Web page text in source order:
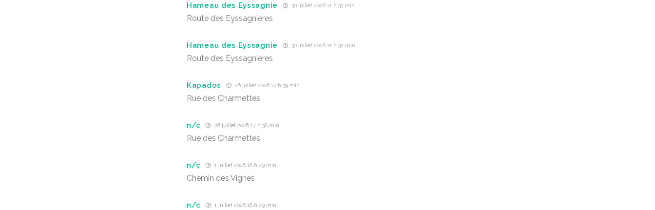
Hameau des Eyssagnie 30 juillet 2026 11 h 33 min
Route des Eyssagnieres
Hameau des Eyssagnie 30 juillet 2026 11 h 32 min
Route des Eyssagnieres
Kapados 26 juillet 2026 17 h 39 min
Rue des Charmettes
n/c 26 juillet 2026 17 h 38 min
Rue des Charmettes
n/c 1 juillet 2026 18 h 29 min
Chemin des Vignes
n/c 1 juillet 2026 18 h 29 min